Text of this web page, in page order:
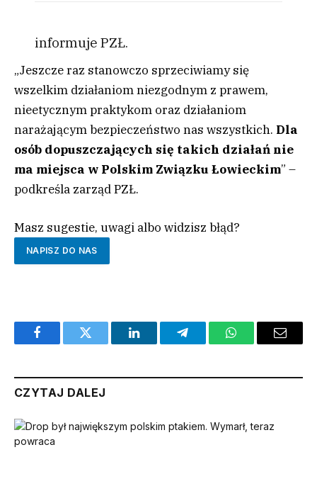
informuje PZŁ.
„Jeszcze raz stanowczo sprzeciwiamy się
wszelkim działaniom niezgodnym z prawem,
nieetycznym praktykom oraz działaniom
narażającym bezpieczeństwo nas wszystkich. Dla
osób dopuszczających się takich działań nie
ma miejsca w Polskim Związku Łowieckim” –
podkreśla zarząd PZŁ.
Masz sugestie, uwagi albo widzisz błąd?
NAPISZ DO NAS
FacebookTwitter LinkedInTelegramWhatsAppEmail
CZYTAJ DALEJ